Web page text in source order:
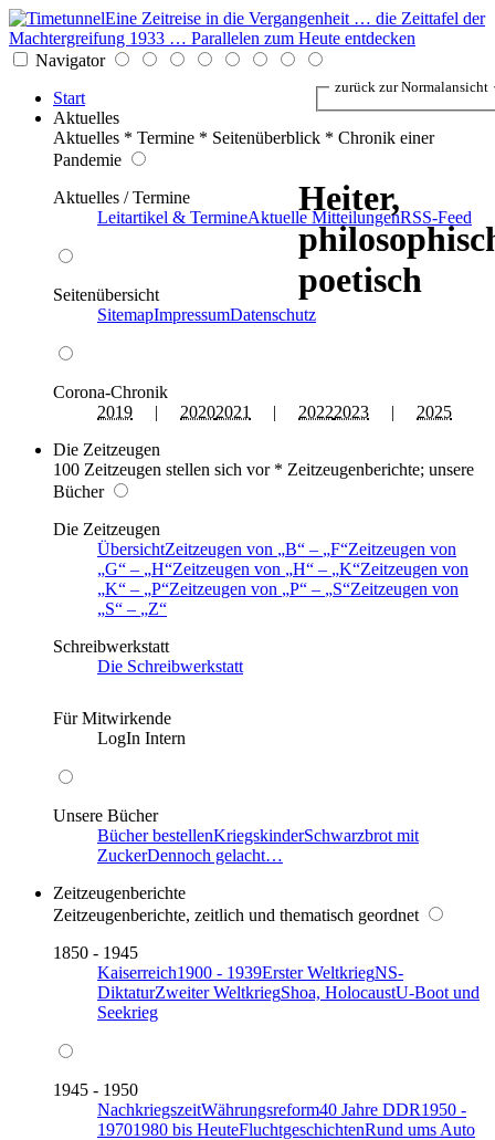
Eine Zeitreise in die Vergangenheit … die Zeittafel der
Machtergreifung 1933 … Parallelen zum Heute entdecken
Navigator
Start
Aktuelles
Aktuelles * Termine * Seitenüberblick * Chronik einer
Pandemie
Aktuelles / Termine
Leitartikel & TermineAktuelle MitteilungenRSS-Feed
Seitenübersicht
SitemapImpressumDatenschutz
Corona-Chronik
2019 | 20202021 | 20222023 | 2025
Die Zeitzeugen
100 Zeitzeugen stellen sich vor * Zeitzeugenberichte; unsere
Bücher
Die Zeitzeugen
ÜbersichtZeitzeugen von B – F Zeitzeugen von
G
– H Zeitzeugen von H – K Zeitzeugen von
K
– P Zeitzeugen von P – S Zeitzeugen von
S
–
Z
Schreibwerkstatt
Die Schreibwerkstatt
Für Mitwirkende
LogIn Intern
Unsere Bücher
Bücher bestellenKriegskinderSchwarzbrot mit
ZuckerDennoch gelacht…
Zeitzeugenberichte
Zeitzeugenberichte, zeitlich und thematisch geordnet
1850 - 1945
Kaiserreich1900 - 1939Erster WeltkriegNS-
DiktaturZweiter WeltkriegShoa, HolocaustU-Boot und
Seekrieg
1945 - 1950
NachkriegszeitWährungsreform40 Jahre DDR1950 -
19701980 bis HeuteFluchtgeschichtenRund ums Auto
Heiter,
poetisch
zurück zur Normalansicht